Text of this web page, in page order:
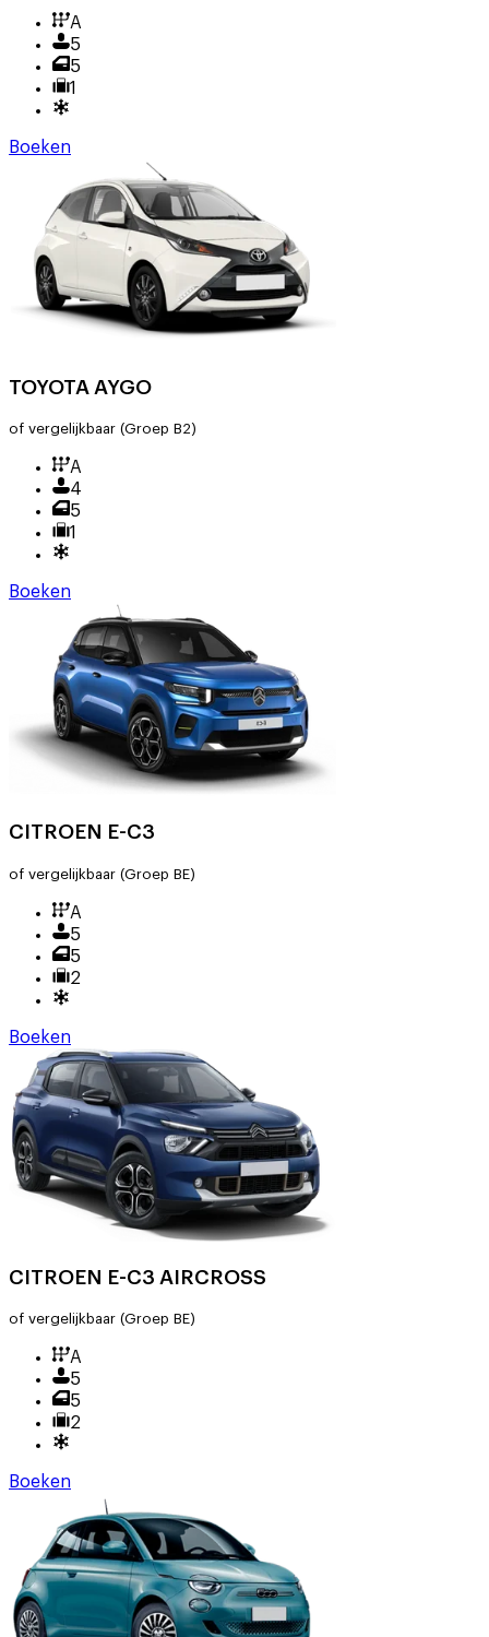
A
5
5
1
Boeken
TOYOTA AYGO
of vergelijkbaar (Groep B2)
A
4
5
1
Boeken
CITROEN E-C3
of vergelijkbaar (Groep BE)
A
5
5
2
Boeken
CITROEN E-C3 AIRCROSS
of vergelijkbaar (Groep BE)
A
5
5
2
Boeken